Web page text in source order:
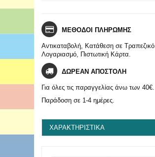
ΜΕΘΟΔΟΙ ΠΛΗΡΩΜΗΣ
Αντικαταβολή, Κατάθεση σε Τραπεζικό
Λογαριασμό, Πιστωτική Κάρτα.
ΔΩΡΕΑΝ ΑΠΟΣΤΟΛΗ
Για όλες τις παραγγελίας άνω των 40€.
Παράδοση σε 1-4 ημέρες.
ΧΑΡΑΚΤΗΡΙΣΤΙΚΆ